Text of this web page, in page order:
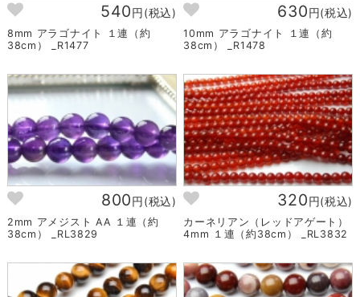
540円(税込)
8mm アラゴナイト １連（約
38cm） _R1477
630円(税込)
10mm アラゴナイト １連（約
38cm） _R1478
800円(税込)
2mm アメジスト AA １連（約
38cm） _RL3829
320円(税込)
カーネリアン（レッドアゲート）
4mm １連（約38cm） _RL3832